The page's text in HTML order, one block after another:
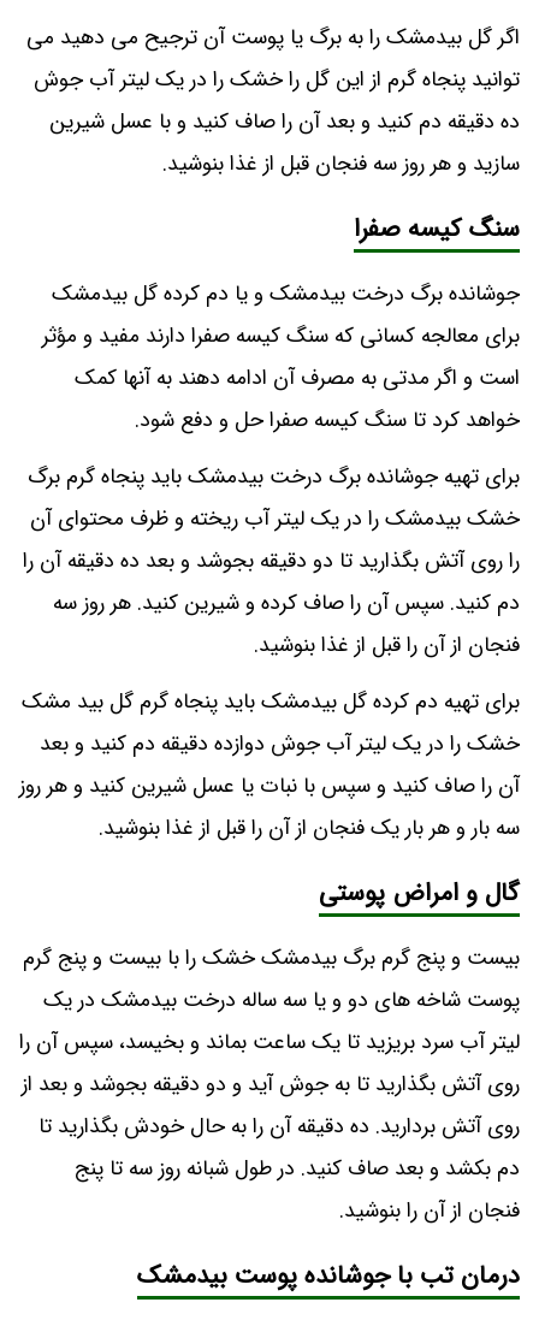
اگر گل بیدمشک را به برگ یا پوست آن ترجیح می‌ دهید می‌
توانید پنجاه گرم از این گل را خشک را در یک لیتر آب جوش
ده دقیقه دم کنید و بعد آن را صاف کنید و با عسل شیرین
سازید و هر روز سه فنجان قبل از غذا بنوشید.
سنگ کیسه صفرا
جوشانده برگ درخت بیدمشک و یا دم کرده گل بیدمشک
برای معالجه کسانی که سنگ کیسه صفرا دارند مفید و مؤثر
است و اگر مدتی به مصرف آن ادامه دهند به آنها کمک
خواهد کرد تا سنگ کیسه صفرا حل و دفع شود.
برای تهیه جوشانده برگ درخت بیدمشک باید پنجاه گرم برگ
خشک بیدمشک را در یک لیتر آب ریخته و ظرف محتوای آن
را روی آتش بگذارید تا دو دقیقه بجوشد و بعد ده دقیقه آن را
دم کنید. سپس آن را صاف کرده و شیرین کنید. هر روز سه
فنجان از آن را قبل از غذا بنوشید.
برای تهیه دم کرده گل بیدمشک باید پنجاه گرم گل بید مشک
خشک را در یک لیتر آب جوش دوازده دقیقه دم کنید و بعد
آن را صاف کنید و سپس با نبات یا عسل شیرین کنید و هر روز
سه بار و هر بار یک فنجان از آن را قبل از غذا بنوشید.
گال و امراض پوستی
بیست و پنج گرم برگ بیدمشک خشک را با بیست و پنج گرم
پوست شاخه‌ های دو و یا سه ساله درخت بیدمشک در یک
لیتر آب سرد بریزید تا یک ساعت بماند و بخیسد، سپس آن را
روی آتش بگذارید تا به جوش آید و دو دقیقه بجوشد و بعد از
روی آتش بردارید. ده دقیقه آن را به حال خودش بگذارید تا
دم بکشد و بعد صاف کنید. در طول شبانه روز سه تا پنج
فنجان از آن را بنوشید.
درمان تب با جوشانده پوست بیدمشک